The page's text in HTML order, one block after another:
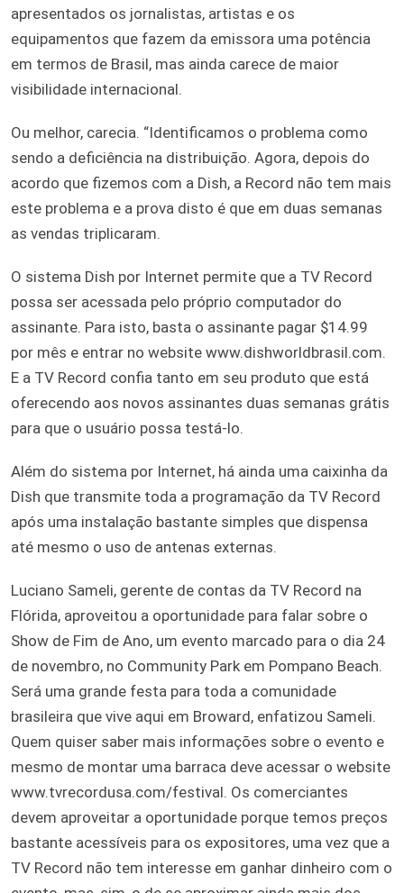
apresentados os jornalistas, artistas e os
equipamentos que fazem da emissora uma potência
em termos de Brasil, mas ainda carece de maior
visibilidade internacional.
Ou melhor, carecia. “Identificamos o problema como
sendo a deficiência na distribuição. Agora, depois do
acordo que fizemos com a Dish, a Record não tem mais
este problema e a prova disto é que em duas semanas
as vendas triplicaram.
O sistema Dish por Internet permite que a TV Record
possa ser acessada pelo próprio computador do
assinante. Para isto, basta o assinante pagar $14.99
por mês e entrar no website www.dishworldbrasil.com.
E a TV Record confia tanto em seu produto que está
oferecendo aos novos assinantes duas semanas grátis
para que o usuário possa testá-lo.
Além do sistema por Internet, há ainda uma caixinha da
Dish que transmite toda a programação da TV Record
após uma instalação bastante simples que dispensa
até mesmo o uso de antenas externas.
Luciano Sameli, gerente de contas da TV Record na
Flórida, aproveitou a oportunidade para falar sobre o
Show de Fim de Ano, um evento marcado para o dia 24
de novembro, no Community Park em Pompano Beach.
Será uma grande festa para toda a comunidade
brasileira que vive aqui em Broward, enfatizou Sameli.
Quem quiser saber mais informações sobre o evento e
mesmo de montar uma barraca deve acessar o website
www.tvrecordusa.com/festival. Os comerciantes
devem aproveitar a oportunidade porque temos preços
bastante acessíveis para os expositores, uma vez que a
TV Record não tem interesse em ganhar dinheiro com o